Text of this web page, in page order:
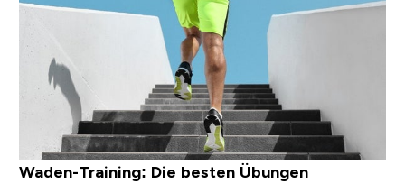
Waden-Training: Die besten Übungen